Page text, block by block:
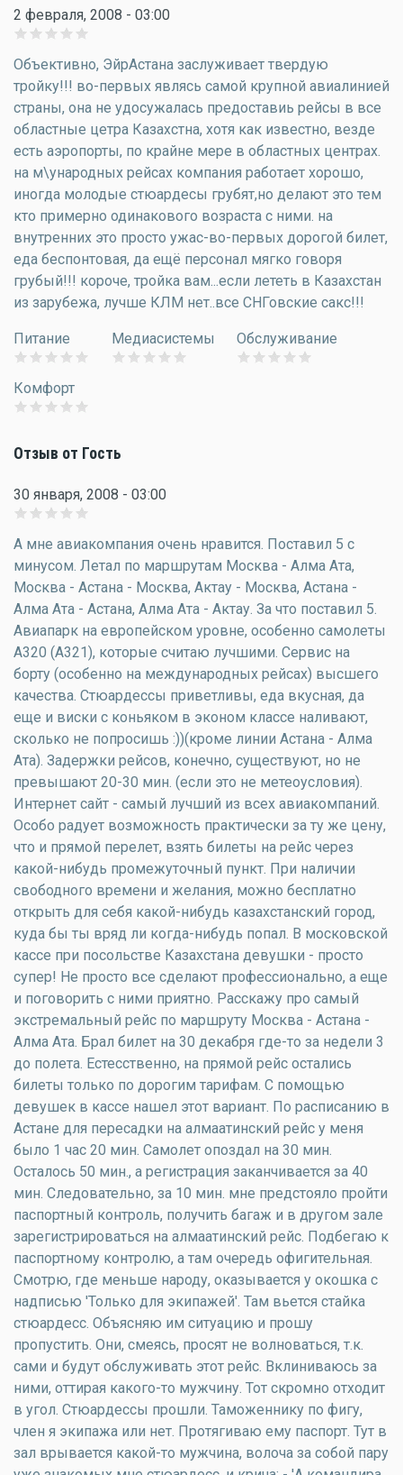
2 февраля, 2008 - 03:00
Объективно, ЭйрАстана заслуживает твердую
тройку!!! во-первых являсь самой крупной авиалинией
страны, она не удосужалась предоставиь рейсы в все
областные цетра Казахстна, хотя как известно, везде
есть аэропорты, по крайне мере в областных центрах.
на м\ународных рейсах компания работает хорошо,
иногда молодые стюардесы грубят,но делают это тем
кто примерно одинакового возраста с ними. на
внутренних это просто ужас-во-первых дорогой билет,
еда беспонтовая, да ещё персонал мягко говоря
грубый!!! короче, тройка вам...если лететь в Казахстан
из зарубежа, лучше КЛМ нет..все СНГовские сакс!!!
Питание Медиасистемы Обслуживание
Комфорт
Отзыв от Гость
30 января, 2008 - 03:00
А мне авиакомпания очень нравится. Поставил 5 с
минусом. Летал по маршрутам Москва - Алма Ата,
Москва - Астана - Москва, Актау - Москва, Астана -
Алма Ата - Астана, Алма Ата - Актау. За что поставил 5.
Авиапарк на европейском уровне, особенно самолеты
А320 (А321), которые считаю лучшими. Сервис на
борту (особенно на международных рейсах) высшего
качества. Стюардессы приветливы, еда вкусная, да
еще и виски с коньяком в эконом классе наливают,
сколько не попросишь :))(кроме линии Астана - Алма
Ата). Задержки рейсов, конечно, существуют, но не
превышают 20-30 мин. (если это не метеоусловия).
Интернет сайт - самый лучший из всех авиакомпаний.
Особо радует возможность практически за ту же цену,
что и прямой перелет, взять билеты на рейс через
какой-нибудь промежуточный пункт. При наличии
свободного времени и желания, можно бесплатно
открыть для себя какой-нибудь казахстанский город,
куда бы ты вряд ли когда-нибудь попал. В московской
кассе при посольстве Казахстана девушки - просто
супер! Не просто все сделают профессионально, а еще
и поговорить с ними приятно. Расскажу про самый
экстремальный рейс по маршруту Москва - Астана -
Алма Ата. Брал билет на 30 декабря где-то за недели 3
до полета. Естесственно, на прямой рейс остались
билеты только по дорогим тарифам. С помощью
девушек в кассе нашел этот вариант. По расписанию в
Астане для пересадки на алмаатинский рейс у меня
было 1 час 20 мин. Самолет опоздал на 30 мин.
Осталось 50 мин., а регистрация заканчивается за 40
мин. Следовательно, за 10 мин. мне предстояло пройти
паспортный контроль, получить багаж и в другом зале
зарегистрироваться на алмаатинский рейс. Подбегаю к
паспортному контролю, а там очередь офигительная.
Смотрю, где меньше народу, оказывается у окошка с
надписью 'Только для экипажей'. Там вьется стайка
стюардесс. Объясняю им ситуацию и прошу
пропустить. Они, смеясь, просят не волноваться, т.к.
сами и будут обслуживать этот рейс. Вклиниваюсь за
ними, оттирая какого-то мужчину. Тот скромно отходит
в угол. Стюардессы прошли. Таможеннику по фигу,
член я экипажа или нет. Протягиваю ему паспорт. Тут в
зал врывается какой-то мужчина, волоча за собой пару